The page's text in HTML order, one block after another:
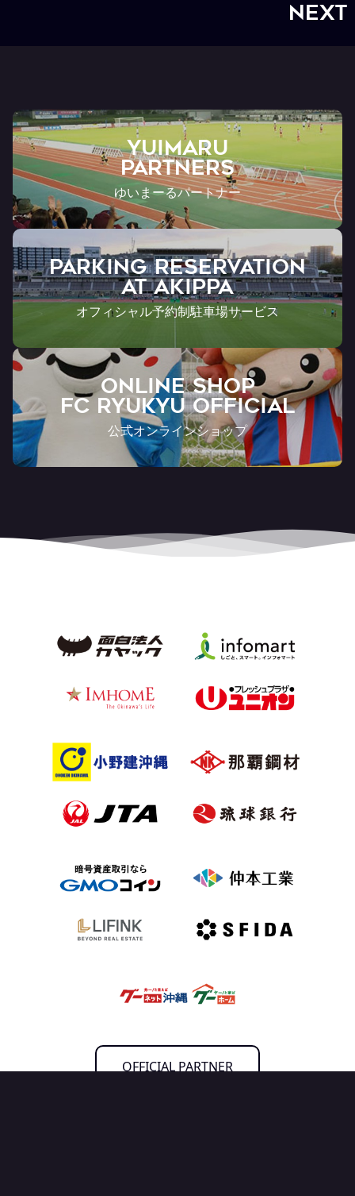
NEXT
YUIMARU
Partners
ゆいまーるパートナー
PARKING RESERVATION
AT Akippa
オフィシャル予約制駐車場サービス
ONLINE SHOP
FC RYUKYU OFFICIAL
公式オンラインショップ
OFFICIAL PARTNER